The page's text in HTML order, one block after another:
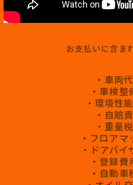
お支払いに含ま
・車両代
・車検整
・環境性
・自賠責
・重量税
・フロアマ
・ドアバイ
・登録費
・自動車